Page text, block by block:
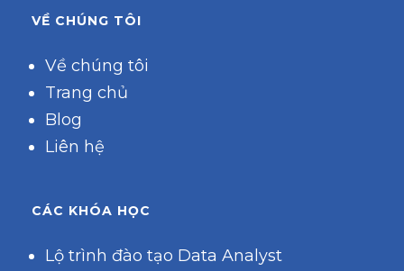
VỀ CHÚNG TÔI
Về chúng tôi
Trang chủ
Blog
Liên hệ
CÁC KHÓA HỌC
Lộ trình đào tạo Data Analyst